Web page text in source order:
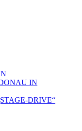
IN
DRIVE“